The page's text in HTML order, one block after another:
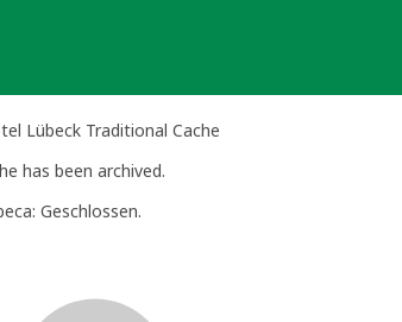
Lübeck Traditional Cache
has been archived.
Geschlossen.